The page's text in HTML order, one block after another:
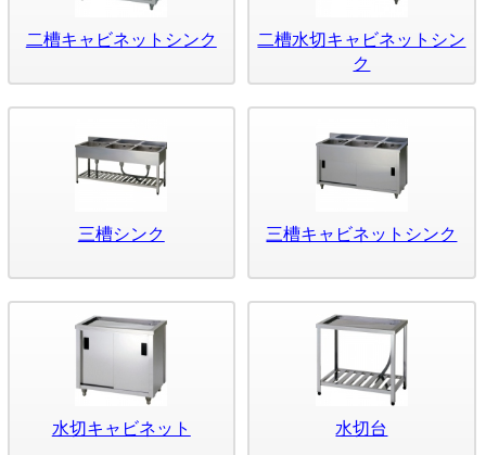
二槽キャビネットシンク
二槽水切キャビネットシン
ク
三槽シンク 三槽キャビネットシンク
水切キャビネット 水切台